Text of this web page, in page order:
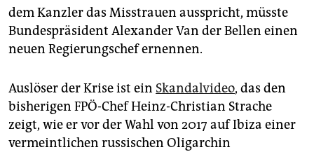
dem Kanzler das Misstrauen ausspricht, müsste
Bundespräsident Alexander Van der Bellen einen
neuen Regierungschef ernennen.
Auslöser der Krise ist ein Skandalvideo, das den
bisherigen FPÖ-Chef Heinz-Christian Strache
zeigt, wie er vor der Wahl von 2017 auf Ibiza einer
vermeintlichen russischen Oligarchin